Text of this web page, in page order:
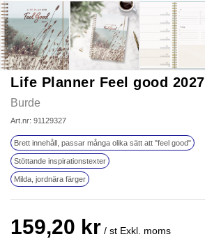
Life Planner Feel good 2027
Burde
Art.nr: 91129327
Brett innehåll, passar många olika sätt att "feel good"
Stöttande inspirationstexter
Milda, jordnära färger
159,20 kr / st Exkl. moms